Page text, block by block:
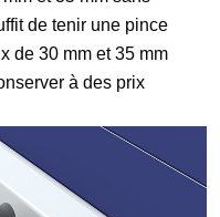
de tenir une pince
de 30 mm et 35 mm
à des prix